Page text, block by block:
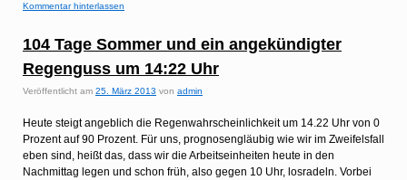
Kommentar hinterlassen
104 Tage Sommer und ein angekündigter
Regenguss um 14:22 Uhr
Veröffentlicht am 25. März 2013 von admin
Heute steigt angeblich die Regenwahrscheinlichkeit um 14.22 Uhr von 0
Prozent auf 90 Prozent. Für uns, prognosengläubig wie wir im Zweifelsfall
eben sind, heißt das, dass wir die Arbeitseinheiten heute in den
Nachmittag legen und schon früh, also gegen 10 Uhr, losradeln. Vorbei